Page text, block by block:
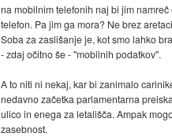
na mobilnim telefonih naj bi jim
telefon. Pa jim ga mora? Ne brez
Soba za zaslišanje je, kot smo lahko
- zdaj očitno še - "mobilnih podatkov".
A to niti ni nekaj, kar bi zanimalo
nedavno začetka parlamentarna
ulico in enega za letališča. Ampak
zasebnost.